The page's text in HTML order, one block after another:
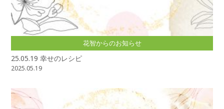
花智からのお知らせ
25.05.19 幸せのレシピ
2025.05.19